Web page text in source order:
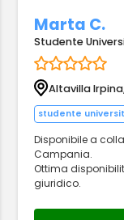
Marta C.
Studente
Altavilla
studente
Disponibile a
Campania.
Ottima
giuridico.